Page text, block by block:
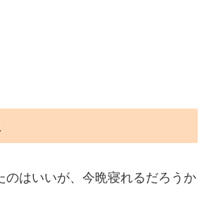
のはいいが、今晩寝れるだろうか